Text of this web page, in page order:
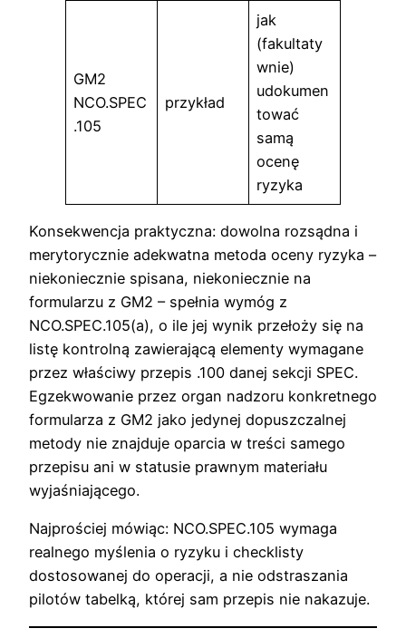
GM2
NCO.SPEC
.105
przykład
jak
(fakultaty
wnie)
udokumen
tować
samą
ocenę
ryzyka
Konsekwencja praktyczna: dowolna rozsądna i
merytorycznie adekwatna metoda oceny ryzyka –
niekoniecznie spisana, niekoniecznie na
formularzu z GM2 – spełnia wymóg z
NCO.SPEC.105(a), o ile jej wynik przełoży się na
listę kontrolną zawierającą elementy wymagane
przez właściwy przepis .100 danej sekcji SPEC.
Egzekwowanie przez organ nadzoru konkretnego
formularza z GM2 jako jedynej dopuszczalnej
metody nie znajduje oparcia w treści samego
przepisu ani w statusie prawnym materiału
wyjaśniającego.
Najprościej mówiąc: NCO.SPEC.105 wymaga
realnego myślenia o ryzyku i checklisty
dostosowanej do operacji, a nie odstraszania
pilotów tabelką, której sam przepis nie nakazuje.